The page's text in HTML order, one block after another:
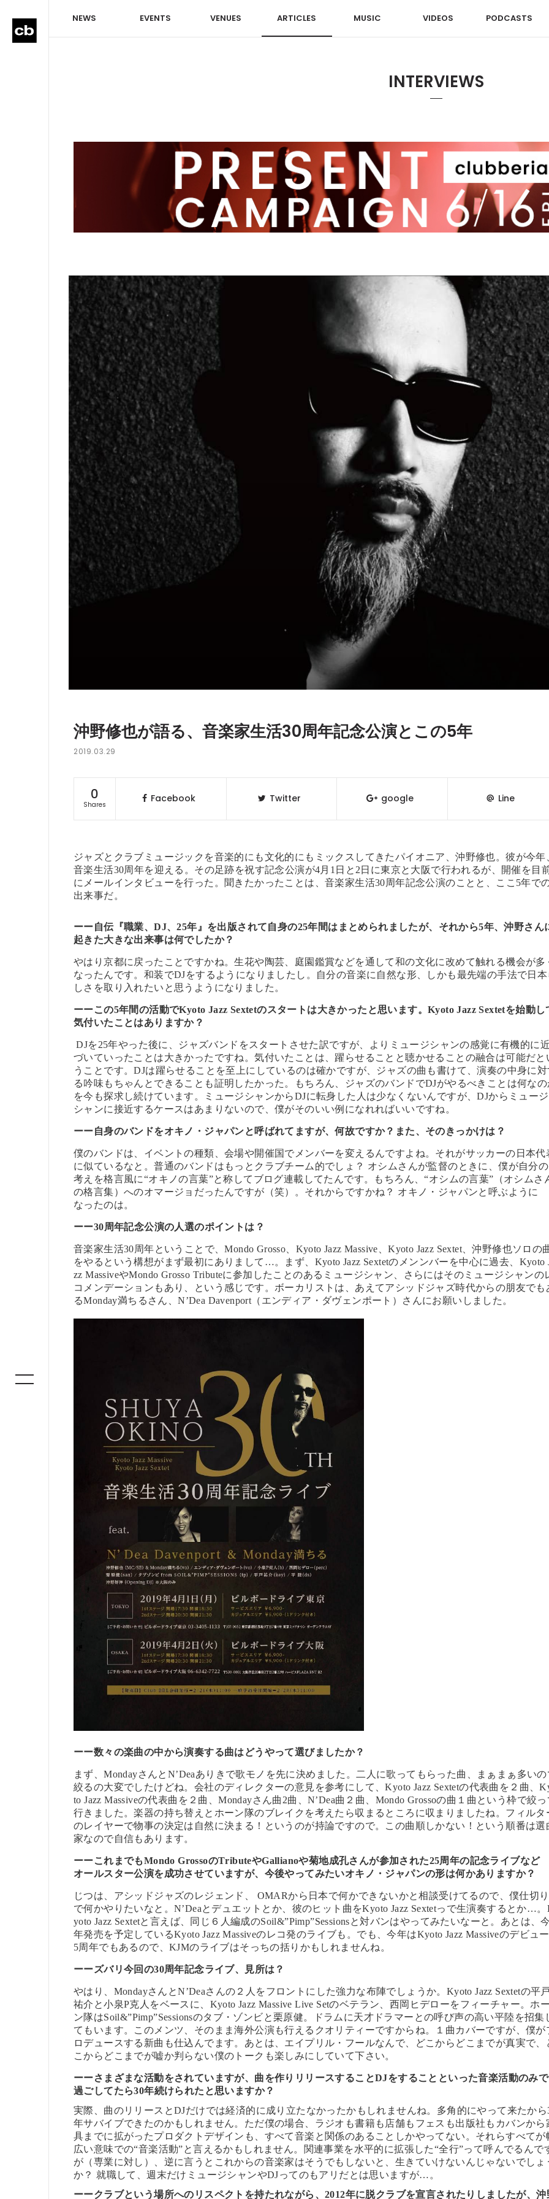
NEWS EVENTS VENUES ARTICLES MUSIC VIDEOS PODCASTS
INTERVIEWS
沖野修也が語る、音楽家生活30周年記念公演とこの5年
2019.03.29
0
Shares
Facebook Twitter google Line
ジャズとクラブミュージックを音楽的にも文化的にもミックスしてきたパイオニア、沖野修也。彼が今年
音楽生活30周年を迎える。その足跡を祝す記念公演が4月1日と2日に東京と大阪で行われるが、開催を目
にメールインタビューを行った。聞きたかったことは、 音楽家生活30周年記念公演のことと、ここ5年で
出来事だ。
ーー自伝『職業、DJ、25年』を出版されて自身の25年間はまとめられましたが、それから5年、沖野さん
起きた大きな出来事は何でしたか？
やはり京都に戻ったことですかね。生花や陶芸、庭園鑑賞などを通して和の文化に改めて触れる機会が多
なったんです。和装でDJをするようになりましたし。自分の音楽に自然な形、しかも最先端の手法で日本
しさを取り入れたいと思うようになりました。
ーーこの5年間の活動でKyoto Jazz Sextetのスタートは大きかったと思います。Kyoto Jazz Sextetを始動し
気付いたことはありますか？
DJを25年やった後に、ジャズバンドをスタートさせた訳ですが、よりミュージシャンの感覚に有機的に近
づいていったことは大きかったですね。気付いたことは、躍らせることと聴かせることの融合は可能だと
うことです。DJは躍らせることを至上にしているのは確かですが、ジャズの曲も書けて、演奏の中身に対
る吟味もちゃんとできることも証明したかった。もちろん、ジャズのバンドでDJがやるべきことは何なの
を今も探求し続けています。ミュージシャンからDJに転身した人は少なくないんですが、DJからミュージ
シャンに接近するケースはあまりないので、僕がそのいい例になれればいいですね。
ーー自身のバンドをオキノ・ジャパンと呼ばれてますが、何故ですか？また、そのきっかけは？
僕のバンドは、イベントの種類、会場や開催国でメンバーを変えるんですよね。それがサッカーの日本代
に似ているなと。普通のバンドはもっとクラブチーム的でしょ？ オシムさんが監督のときに、僕が自分の
考えを格言風に“オキノの言葉”と称してブログ連載してたんです。もちろん、“オシムの言葉”（オシムさ
の格言集）へのオマージョだったんですが（笑）。それからですかね？ オキノ・ジャパンと呼ぶように
なったのは。
ーー30周年記念公演の人選のポイントは？
音楽家生活30周年ということで、Mondo Grosso、Kyoto Jazz Massive、Kyoto Jazz Sextet、沖野修也ソロの
をやるという構想がまず最初にありまして…。まず、Kyoto Jazz Sextetのメンンバーを中心に過去、Kyoto
zz MassiveやMondo Grosso Tributeに参加したことのあるミュージシャン、さらにはそのミュージシャンの
コメンデーションもあり、という感じです。ボーカリストは、あえてアシッドジャズ時代からの朋友でも
るMonday満ちるさん、N’Dea Davenport（エンディア・ダヴェンポート）さんにお願いしました。
ーー数々の楽曲の中から演奏する曲はどうやって選びましたか？
まず、MondayさんとN’Deaありきで歌モノを先に決めました。二人に歌ってもらった曲、まぁまぁ多いの
絞るの大変でしたけどね。会社のディレクターの意見を参考にして、Kyoto Jazz Sextetの代表曲を２曲、
to Jazz Massiveの代表曲を２曲、Mondayさん曲2曲、N’Dea曲２曲、Mondo Grossoの曲１曲という枠で絞っ
行きました。楽器の持ち替えとホーン隊のブレイクを考えたら収まるところに収まりましたね。フィルタ
のレイヤーで物事の決定は自然に決まる！というのが持論ですので。この曲順しかない！という順番は選
家なので自信もあります。
ーーこれまでもMondo GrossoのTributeやGallianoや菊地成孔さんが参加された25周年の記念ライブなど
オールスター公演を成功させていますが、今後やってみたいオキノ・ジャパンの形は何かありますか？
じつは、アシッドジャズのレジェンド、 OMARから日本で何かできないかと相談受けてるので、僕仕切り
で何かやりたいなと。N’Deaとデュエットとか、彼のヒット曲をKyoto Jazz Sextetっで生演奏するとか…。
yoto Jazz Sextetと言えば、同じ６人編成のSoil&”Pimp”Sessionsと対バンはやってみたいなーと。あとは、今
年発売を予定しているKyoto Jazz Massiveのレコ発のライブも。でも、今年はKyoto Jazz Massiveのデビュ
5周年でもあるので、KJMのライブはそっちの括りかもしれませんね。
ーーズバリ今回の30周年記念ライブ、見所は？
やはり、MondayさんとN’Deaさんの２人をフロントにした強力な布陣でしょうか。Kyoto Jazz Sextetの平戸
祐介と小泉P克人をベースに、Kyoto Jazz Massive Live Setのベテラン、西岡ヒデローをフィーチャー。ホー
ン隊はSoil&”Pimp”Sessionsのタブ・ゾンビと栗原健。ドラムに天才ドラマーとの呼び声の高い平陸を招集
てもいます。このメンツ、そのまま海外公演も行えるクオリティーですからね。１曲カバーですが、僕が
ロデュースする新曲も仕込んでます。あとは、エイプリル・フールなんで、どこからどこまでが真実で、
こからどこまでが嘘か判らない僕のトークも楽しみにしていて下さい。
ーーさまざまな活動をされていますが、 曲を作りリリースすることDJをすることといった音楽活動のみで
過ごしてたら30年続けられたと思いますか？
実際、曲のリリースとDJだけでは経済的に成り立たなかったかもしれませんね。多角的にやって来たから
年サバイブできたのかもしれません。ただ僕の場合、ラジオも書籍も店舗もフェスも出版社もカバンから
具までに拡がったプロダクトデザインも、すべて音楽と関係のあることしかやってない。それらすべてが
広い意味での“音楽活動”と言えるかもしれません。関連事業を水平的に拡張した“全行”って呼んでるんで
が（専業に対し）、逆に言うとこれからの音楽家はそうでもしないと、生きていけないんじゃないでしょ
か？ 就職して、週末だけミュージシャンやDJってのもアリだとは思いますが…。
ーークラブという場所へのリスペクトを持たれながら、2012年に脱クラブを宣言されたりしましたが、沖